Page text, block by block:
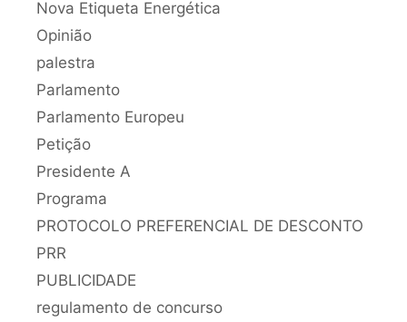
Nova Etiqueta Energética
Opinião
palestra
Parlamento
Parlamento Europeu
Petição
Presidente A
Programa
PROTOCOLO PREFERENCIAL DE DESCONTO
PRR
PUBLICIDADE
regulamento de concurso